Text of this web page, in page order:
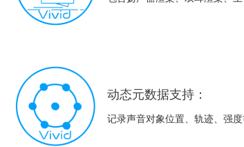
动态元数据支持：
记录声音对象位置、轨迹、强